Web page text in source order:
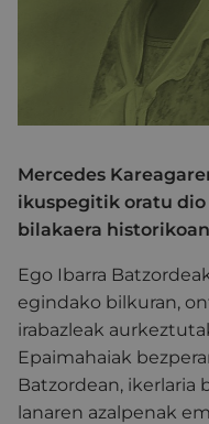
Mercedes
ikuspegitik oratu
bilakaera
Ego Ibarra
egindako bilkuran,
irabazleak
Epaimahaiak
Batzordean, ikerlaria
lanaren azalpenak